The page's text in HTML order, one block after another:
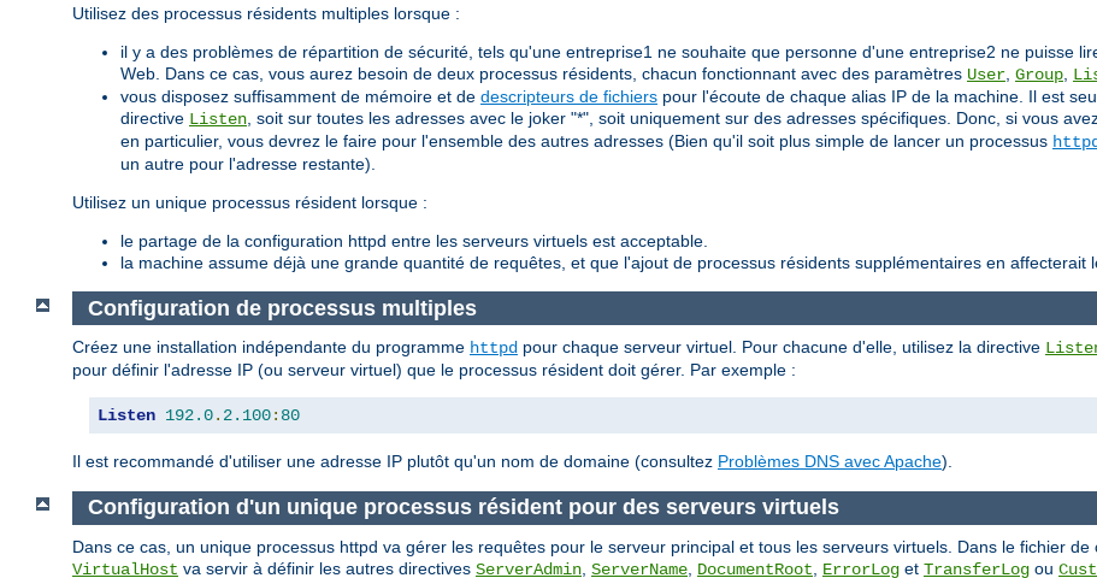
Utilisez des processus résidents multiples lorsque :
il y a des problèmes de répartition de sécurité, tels qu'une entreprise1 ne souhaite que personne d'une entreprise2 ne puisse
Web. Dans ce cas, vous aurez besoin de deux processus résidents, chacun fonctionnant avec des paramètres User Group
vous disposez suffisamment de mémoire et de descripteurs de fichiers pour l'écoute de chaque alias IP de la machine. Il est
directive Listen , soit sur toutes les adresses avec le joker "*", soit uniquement sur des adresses spécifiques. Donc, si vous
en particulier, vous devrez le faire pour l'ensemble des autres adresses (Bien qu'il soit plus simple de lancer un processus httpd
un autre pour l'adresse restante).
Utilisez un unique processus résident lorsque :
le partage de la configuration httpd entre les serveurs virtuels est acceptable.
la machine assume déjà une grande quantité de requêtes, et que l'ajout de processus résidents supplémentaires en affecterait
Configuration de processus multiples
Créez une installation indépendante du programme httpd pour chaque serveur virtuel. Pour chacune d'elle, utilisez la directive
pour définir l'adresse IP (ou serveur virtuel) que le processus résident doit gérer. Par exemple :
Listen 192.0. 2.100: 80
Il est recommandé d'utiliser une adresse IP plutôt qu'un nom de domaine (consultez Problèmes DNS avec Apache).
Configuration d'un unique processus résident pour des serveurs virtuels
Dans ce cas, un unique processus httpd va gérer les requêtes pour le serveur principal et tous les serveurs virtuels. Dans le fichier
VirtualHost va servir à définir les autres directives ServerAdmin ServerName DocumentRoot ErrorLog et TransferLog ou